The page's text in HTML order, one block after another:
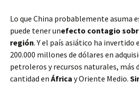
Lo que China probablemente asuma
puede tener unefecto contagio
región. Y el país asiático ha invertido
200.000 millones de dólares en
petroleros y recursos naturales, más
cantidad en África y Oriente Medio.